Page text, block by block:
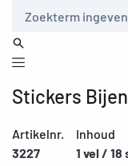
Stickers
Artikelnr.
3227
Inhoud
1 vel /